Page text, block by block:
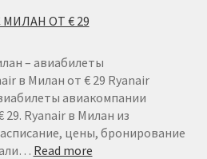
МИЛАН ОТ € 29
– авиабилеты
в Милан от € 29 Ryanair
авиакомпании
29. Ryanair в Милан из
цены, бронирование
Read more: